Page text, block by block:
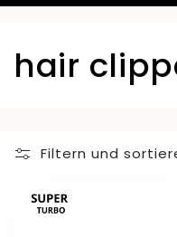
K
t
e
hair
Filtern und